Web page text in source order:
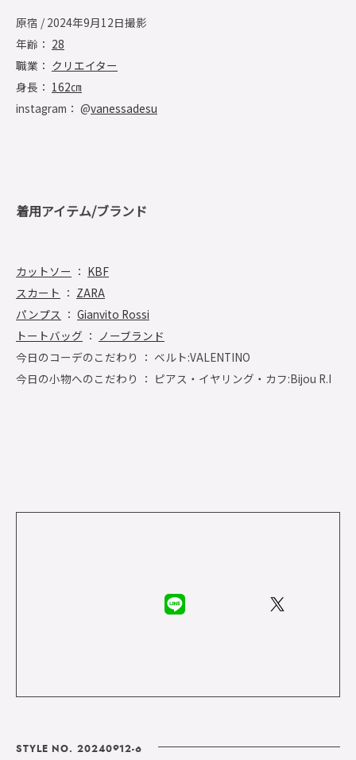
原宿 / 2024年9月12日撮影
年齢： 28
職業： クリエイター
身長： 162㎝
instagram： @vanessadesu
着用アイテム/ブランド
カットソー ： KBF
スカート ： ZARA
パンプス ： Gianvito Rossi
トートバッグ ： ノーブランド
今日のコーデのこだわり ： ベルト:VALENTINO
今日の小物へのこだわり ： ピアス・イヤリング・カフ:Bijou R.I
STYLE NO. 20240912-6